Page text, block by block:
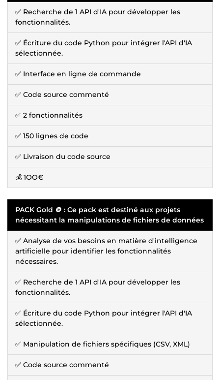
✅ Recherche de 1 API d'IA pour développer les
fonctionnalités.
✅ Écriture du code Python pour intégrer l'API d'IA
sélectionnée.
✅ Interface en ligne de commande
✅ Code source commenté
✅ 2 fonctionnalités
✅ 150 lignes de code
✅ Livraison du code source
💰 1OO€
PACK Gold 🪙 : Ce pack est destiné aux projets
nécessitant la manipulations de fichiers de données
✅ Analyse de vos besoins en matière d'intelligence
artificielle pour identifier les fonctionnalités
nécessaires.
✅ Recherche de 1 API d'IA pour développer les
fonctionnalités.
✅ Écriture du code Python pour intégrer l'API d'IA
sélectionnée.
✅ Manipulation de fichiers spécifiques (CSV, XML)
✅ Code source commenté